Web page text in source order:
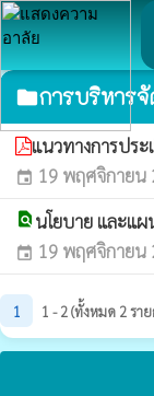
folderการบริหารจั
แนวทางการปร
event 19 พฤศจิกายน
find_in_page นโยบาย และแผ
event 19 พฤศจิกายน
1 1 - 2 (ทั้งหมด 2 ราย